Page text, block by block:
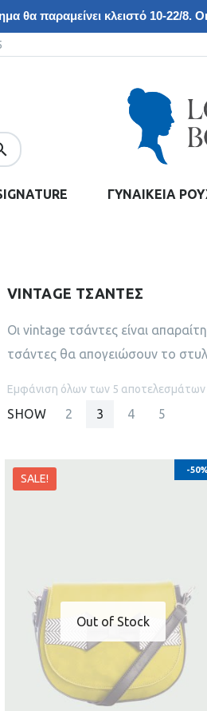
θα παραμείνει κλειστό 10-22/8.
ΓΥΝΑΙΚΕΙΑ
VINTAGE ΤΣΑΝΤΕΣ
Oι vintage τσάντες είναι
τσάντες θα απογειώσουν το
Εμφάνιση όλων των 5 αποτελεσμάτων
SHOW 2 3 4 5
-
Εκκαθάριση
SALE!
Out of Stock